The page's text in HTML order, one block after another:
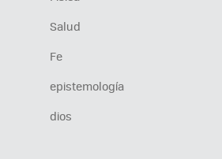
Salud
Fe
epistemología
dios